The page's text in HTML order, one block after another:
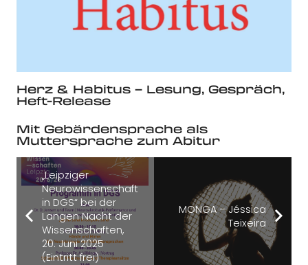
Herz & Habitus – Lesung, Gespräch,
Heft-Release
Mit Gebärdensprache als
Muttersprache zum Abitur
„Leipziger
Neurowissenschaft
in DGS“ bei der
Langen Nacht der
Wissenschaften,
20. Juni 2025
(Eintritt frei)
MONGA – Jéssica
Teixeira